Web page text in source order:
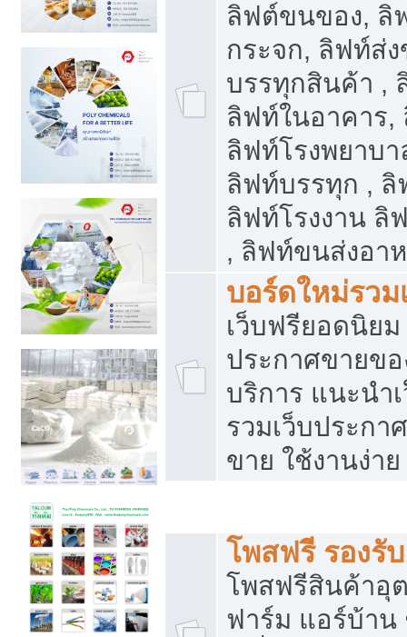
ลิฟต์ขนของ, ลิ
กระจก, ลิฟท์ส่
บรรทุกสินค้า ,
ลิฟท์ในอาคาร,
ลิฟท์โรงพยาบ
ลิฟท์บรรทุก ,
ลิฟท์โรงงาน ลิ
, ลิฟท์ขนส่งอา
บอร์ดใหม่รว
เว็บฟรียอดนิย
ประกาศขายข
บริการ แนะนำ
รวมเว็บประกา
ขาย ใช้งานง่าย
โพสฟรี รองรั
โพสฟรีสินค้าอุ
ฟาร์ม แอร์บ้าน